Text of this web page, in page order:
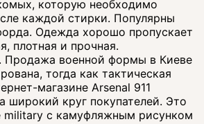
которую необходимо
каждой стирки. Популярны
Одежда хорошо пропускает
плотная и прочная.
Продажа военной формы в Киеве
тогда как тактическая
магазине Arsenal 911
широкий круг покупателей. Это
military с камуфляжным рисунком